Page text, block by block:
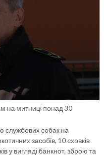
на митниці понад 30
службових собак на
засобів, 10 сховків
у вигляді банкнот, зброю та